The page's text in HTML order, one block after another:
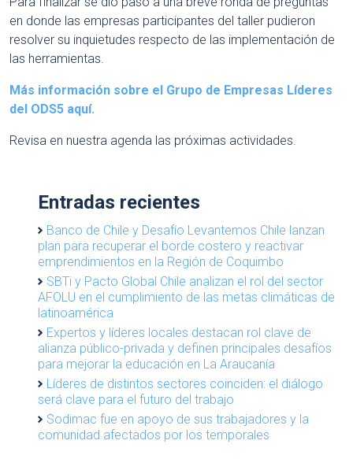
en donde las empresas participantes del taller pudieron
resolver su inquietudes respecto de las implementación de
las herramientas.
Más información sobre el Grupo de Empresas Líderes
del ODS5 aquí.
Revisa en nuestra agenda las próximas actividades.
Entradas recientes
Banco de Chile y Desafío Levantemos Chile lanzan
plan para recuperar el borde costero y reactivar
emprendimientos en la Región de Coquimbo
SBTi y Pacto Global Chile analizan el rol del sector
AFOLU en el cumplimiento de las metas climáticas de
latinoamérica
Expertos y líderes locales destacan rol clave de
alianza público-privada y definen principales desafíos
para mejorar la educación en La Araucanía
Líderes de distintos sectores coinciden: el diálogo
será clave para el futuro del trabajo
Sodimac fue en apoyo de sus trabajadores y la
comunidad afectados por los temporales